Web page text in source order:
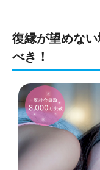
復縁が望めな
べき！